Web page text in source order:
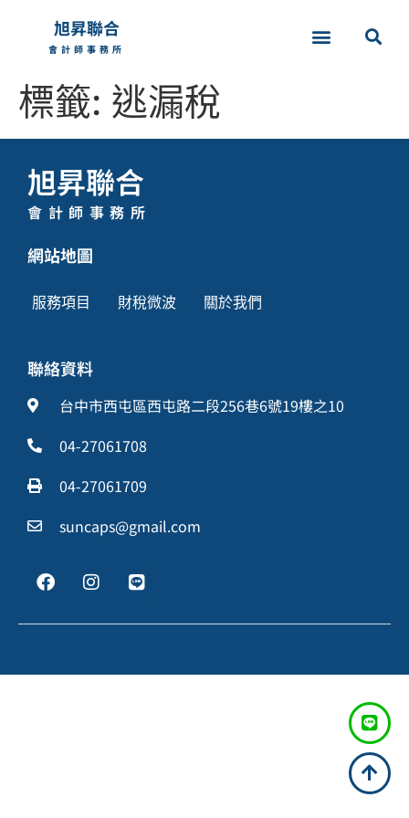
旭昇聯合
會計師事務所
標籤: 逃漏稅
旭昇聯合
會計師事務所
網站地圖
服務項目 財稅微波 關於我們
聯絡資料
台中市西屯區西屯路二段256巷6號19樓之10
04-27061708
04-27061709
suncaps@gmail.com